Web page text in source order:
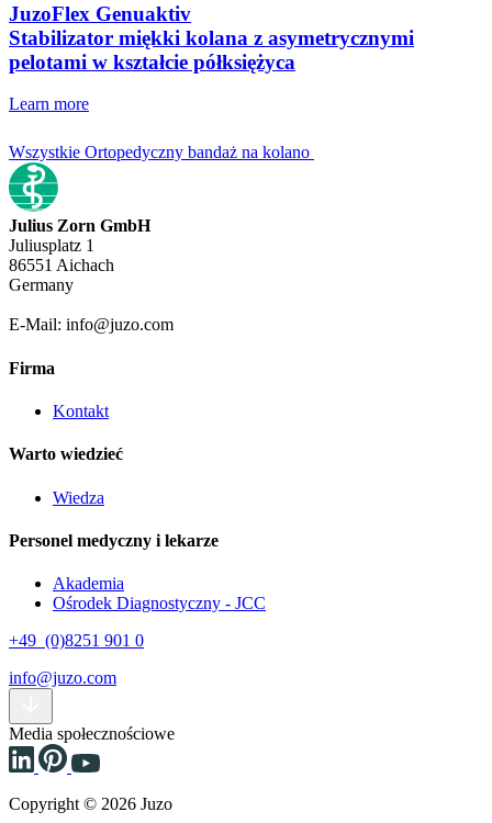
JuzoFlex Genuaktiv
Stabilizator miękki kolana z asymetrycznymi
pelotami w kształcie półksiężyca
Learn more
Wszystkie Ortopedyczny bandaż na kolano
Julius Zorn GmbH
Juliusplatz 1
86551 Aichach
Germany
E-Mail: info@juzo.com
Firma
Kontakt
Warto wiedzieć
Wiedza
Personel medyczny i lekarze
Akademia
Ośrodek Diagnostyczny - JCC
+49 (0)8251 901 0
info@juzo.com
Media społecznościowe
Copyright © 2026 Juzo